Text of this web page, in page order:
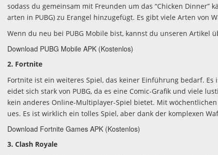
sodass du gemeinsam mit Freunden um das “Chicken
arten in PUBG) zu Erangel hinzugefügt. Es gibt viele Arten von
Wenn du neu bei PUBG Mobile bist, kannst du unseren Artikel
Download PUBG Mobile APK (Kostenlos)
2. Fortnite
Fortnite ist ein weiteres Spiel, das keiner Einführung bedarf.
eidet sich stark von PUBG, da es eine Comic-Grafik und viele
kein anderes Online-Multiplayer-Spiel bietet. Mit
ues. Es ist wirklich ein tolles Spiel, aber dank der komplexen
Download Fortnite Games APK (Kostenlos)
3. Clash Royale